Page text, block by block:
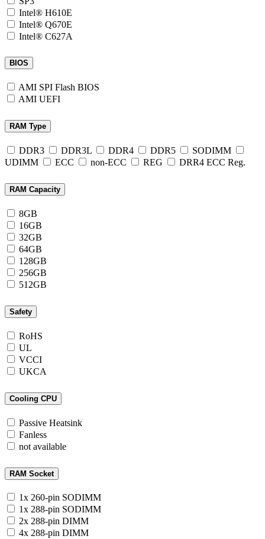
Intel® H610E
Intel® Q670E
Intel® C627A
BIOS
AMI SPI Flash BIOS
AMI UEFI
RAM Type
DDR3 DDR3L DDR4 DDR5
SODIMM
UDIMM
ECC non-ECC REG DRR4 ECC Reg.
RAM Capacity
8GB
16GB
32GB
64GB
128GB
256GB
512GB
Safety
RoHS
UL
VCCI
UKCA
Cooling CPU
Passive Heatsink
Fanless
not available
RAM Socket
1x 260-pin SODIMM
1x 288-pin SODIMM
2x 288-pin DIMM
4x 288-pin DIMM